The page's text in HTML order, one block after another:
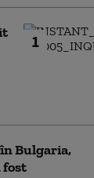
1
Bulgaria,
fost